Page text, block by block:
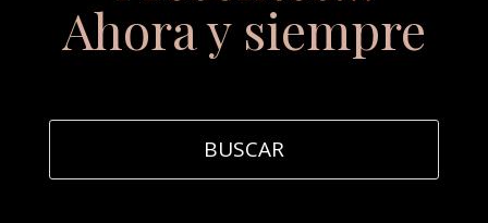
Ahora y siempre